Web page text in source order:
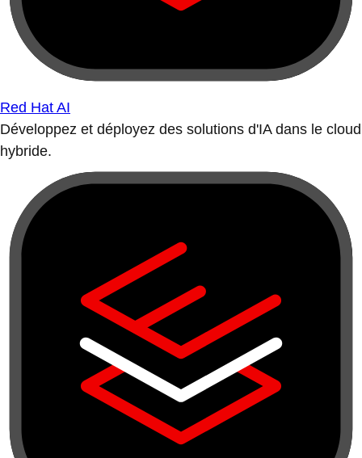
Red Hat AI
Développez et déployez des solutions d'IA dans le cloud
hybride.